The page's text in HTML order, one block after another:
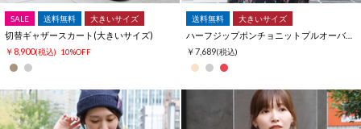
SALE 送料無料 大きいサイズ
切替ギャザースカート(大きいサイズ)
￥8,900(税込) 10%OFF
送料無料 大きいサイズ
￥7,689(税込)